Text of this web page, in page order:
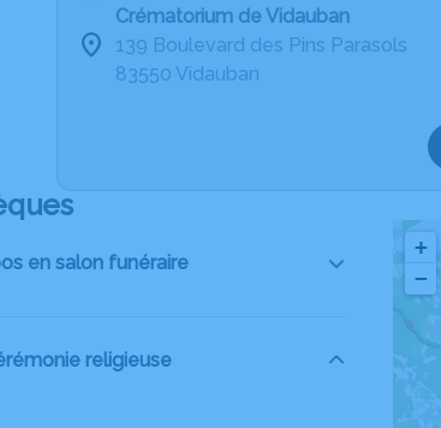
Crématorium de Vidauban
139 Boulevard des Pins Parasols
83550 Vidauban
en salon funéraire
religieuse
+
−